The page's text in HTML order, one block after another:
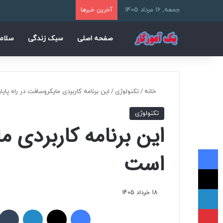
جمعه, 16 مرداد 1405 آخرین خبرها
صفحه اصلی سبک زندگی
خانه /تکنولوژی / این برنامه‌ کاربردی مایکروسافت در راه
تکنولوژی
این برنامه‌ کاربردی
است
18 خرداد 1405
ایکس